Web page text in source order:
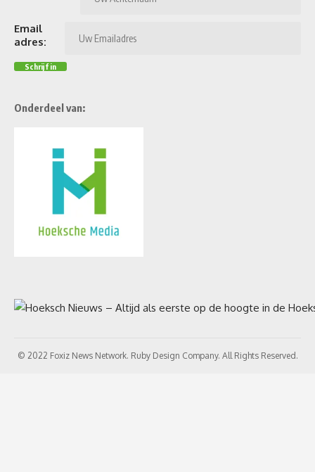
Email
adres:
Onderdeel van:
© 2022 Foxiz News Network. Ruby Design Company. All Rights Reserved.